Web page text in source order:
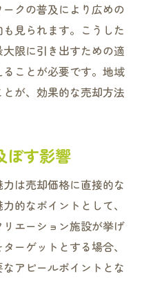
クの普及により広めの
見られます。こうした
限に引き出すための適
ことが必要です。地域
が、効果的な売却方法
ぼす影響
は売却価格に直接的な
的なポイントとして、
エーション施設が挙げ
ーゲットとする場合、
アピールポイントとな